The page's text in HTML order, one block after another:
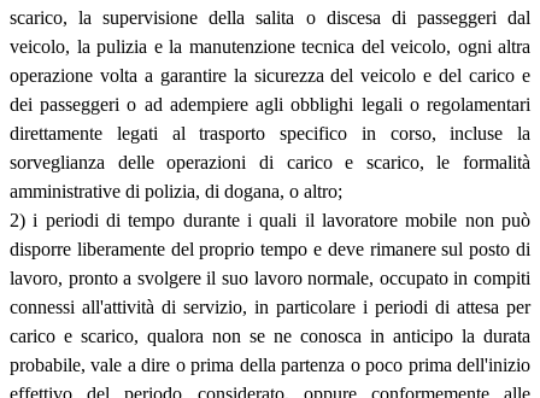
scarico, la supervisione della salita o discesa di passeggeri dal
veicolo, la pulizia e la manutenzione tecnica del veicolo, ogni altra
operazione volta a garantire la sicurezza del veicolo e del carico e
dei passeggeri o ad adempiere agli obblighi legali o regolamentari
direttamente legati al trasporto specifico in corso, incluse la
sorveglianza delle operazioni di carico e scarico, le formalità
amministrative di polizia, di dogana, o altro;
2) i periodi di tempo durante i quali il lavoratore mobile non può
disporre liberamente del proprio tempo e deve rimanere sul posto di
lavoro, pronto a svolgere il suo lavoro normale, occupato in compiti
connessi all'attività di servizio, in particolare i periodi di attesa per
carico e scarico, qualora non se ne conosca in anticipo la durata
probabile, vale a dire o prima della partenza o poco prima dell'inizio
effettivo del periodo considerato, oppure conformemente alle